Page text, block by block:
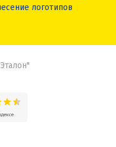
логотипов